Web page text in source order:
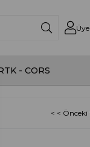
- CORS
< <